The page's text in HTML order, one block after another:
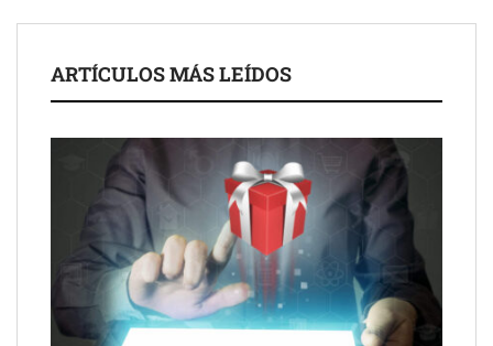
La luz roja, el nuevo aftersun, actúa en la recuperación de la piel
Eulalia Roig lanza ‘The Journal’, una revista digital mensual de
entrevistas y fotografía editorial
ARTÍCULOS MÁS LEÍDOS